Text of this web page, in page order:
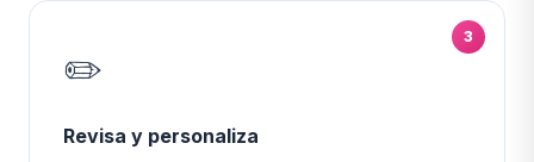
3
✏️
Revisa y personaliza